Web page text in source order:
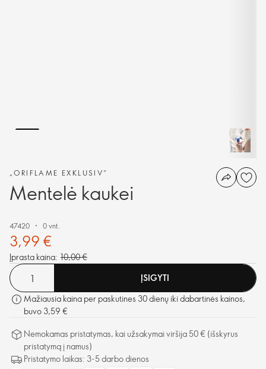
„ORIFLAME EXKLUSIV“
Mentelė kaukei
47420 0 vnt.
3,99 €
Įprasta kaina: 10,00 €
ĮSIGYTI
Mažiausia kaina per paskutines 30 dienų iki dabartinės kainos,
buvo 3,59 €
Nemokamas pristatymas, kai užsakymai viršija 50 € (išskyrus
pristatymą į namus)
Pristatymo laikas: 3-5 darbo dienos